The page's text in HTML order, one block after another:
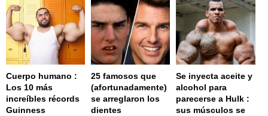
Cuerpo humano :
Los 10 más
increíbles récords
Guinness
25 famosos que
(afortunadamente)
se arreglaron los
dientes
Se inyecta aceite y
alcohol para
parecerse a Hulk :
sus músculos se